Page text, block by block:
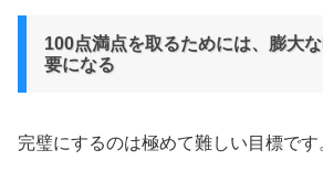
100点満点を取るためには、膨大
要になる
完璧にするのは極めて難しい目標です